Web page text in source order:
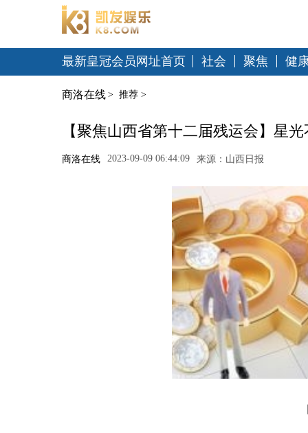
最新皇冠会员网址首页 社会 聚焦 健
商洛在线 > 推荐 >
【聚焦山西省第十二届残运会】星
商洛在线 2023-09-09 06:44:09 来源：山西日报